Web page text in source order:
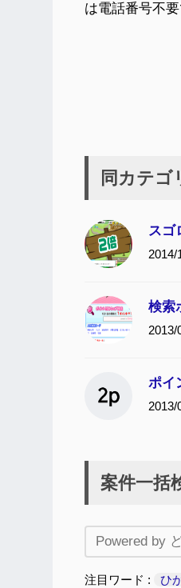
は電話番号不
同カテゴ
スゴ
2014/
検索
2013/
ポイ
2013/
案件一括
注目ワード ひ